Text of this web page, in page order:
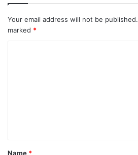
Your email address will not be published.
marked *
Name *